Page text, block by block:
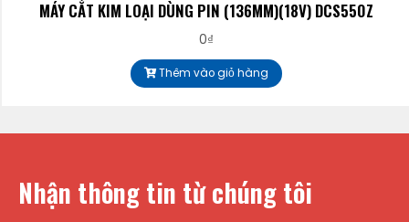
MÁY CẮT KIM LOẠI DÙNG PIN (136MM)(18V) DCS550Z
0₫
Thêm vào giỏ hàng
Nhận thông tin từ chúng tôi